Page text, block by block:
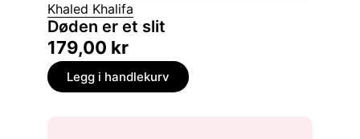
Khaled Khalifa
Døden er et slit
179,00 kr
Legg i handlekurv